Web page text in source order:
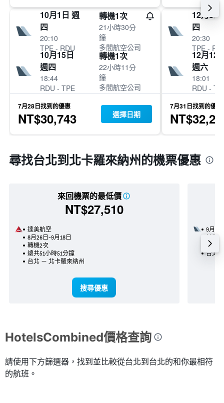
10月1日 週
四
20:10
TPE - RDU
轉機1次
21小時30分
鐘
多間航空公司
10月15日
週四
18:44
RDU - TPE
轉機1次
22小時11分
鐘
多間航空公司
7月28日找到的優惠
NT$30,743 選擇日期
12月3日
四
20:30
TPE -
12月12
週六
18:01
RDU -
7月31日找到的優惠
尋找台北到北卡羅來納州的機票優惠
來回機票的最低價
NT$27,510
達美航空
8月26日-9月18日
轉機2次
總共51小時51分鐘
台北 － 北卡羅來納州
搜尋優惠
9月13
總共
台北
HotelsCombined價格查詢
請使用下方篩選器，找到並比較從台北到台北的和你最相符
的航班。